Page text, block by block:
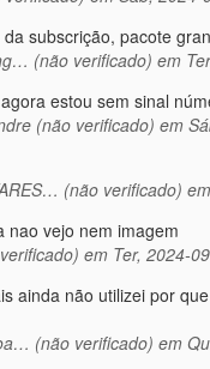
subscrição, pacote
(não verificado) em
estou sem sinal
(não verificado) em
(não verificado)
nao vejo nem imagem
em Ter, 2024-
ainda não utilizei por
(não verificado) em